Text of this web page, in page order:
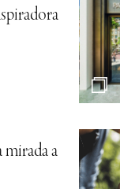
mirada a